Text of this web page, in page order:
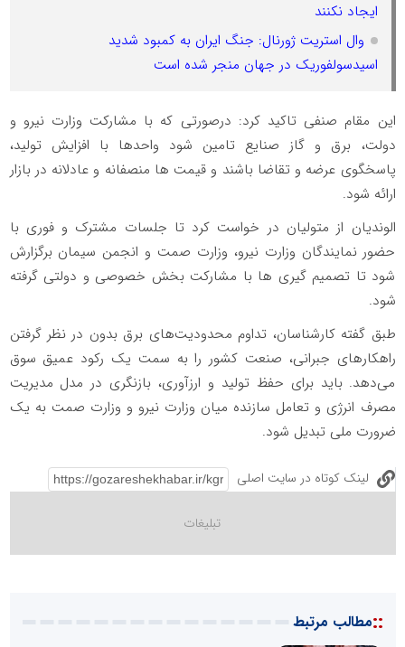
ایجاد نکنند
وال‌ استریت ژورنال: جنگ ایران به کمبود شدید
اسیدسولفوریک در جهان منجر شده است
این مقام صنفی تاکید کرد: درصورتی که با مشارکت وزارت نیرو و
دولت، برق و گاز صنایع تامین شود واحدها با افزایش تولید،
پاسخگوی عرضه و تقاضا باشند و قیمت ها منصفانه و عادلانه در بازار
ارائه شود.
الوندیان از متولیان در خواست کرد تا جلسات مشترک و فوری با
حضور نمایندگان وزارت نیرو، وزارت صمت و انجمن سیمان برگزارش
شود تا تصمیم گیری ها با مشارکت بخش خصوصی و دولتی گرفته
شود.
طبق گفته کارشناسان، تداوم محدودیت‌های برق بدون در نظر گرفتن
راهکارهای جبرانی، صنعت کشور را به سمت یک رکود عمیق سوق
می‌دهد. باید برای حفظ تولید و ارزآوری، بازنگری در مدل مدیریت
مصرف انرژی و تعامل سازنده میان وزارت نیرو و وزارت صمت به یک
ضرورت ملی تبدیل شود.
لینک کوتاه در سایت اصلی
::مطالب مرتبط